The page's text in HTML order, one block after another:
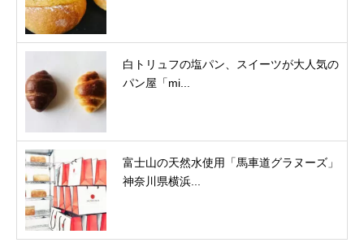
白トリュフの塩パン、スイーツが大人気の
パン屋「mi...
富士山の天然水使用「馬車道グラヌーズ」
神奈川県横浜...